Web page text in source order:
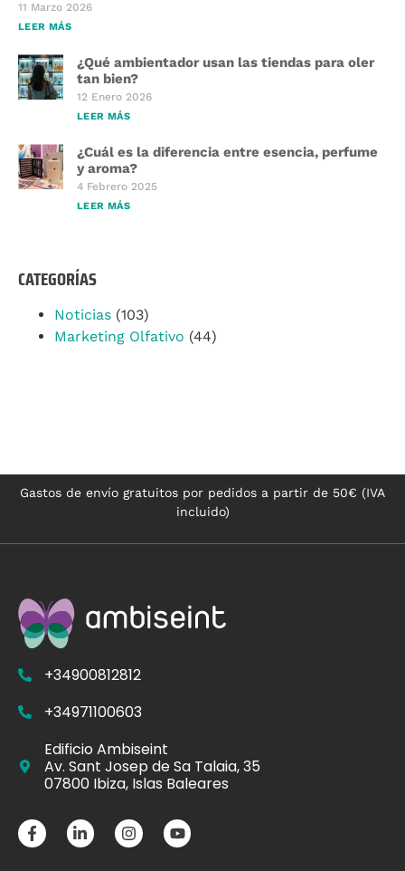
11 Marzo 2026
LEER MÁS
¿Qué ambientador usan las tiendas para oler
tan bien?
12 Enero 2026
LEER MÁS
¿Cuál es la diferencia entre esencia, perfume
y aroma?
4 Febrero 2025
LEER MÁS
CATEGORÍAS
Noticias (103)
Marketing Olfativo (44)
Gastos de envío gratuitos por pedidos a partir de 50€ (IVA
incluido)
+34900812812
+34971100603
Edificio Ambiseint
Av. Sant Josep de Sa Talaia, 35
07800 Ibiza, Islas Baleares